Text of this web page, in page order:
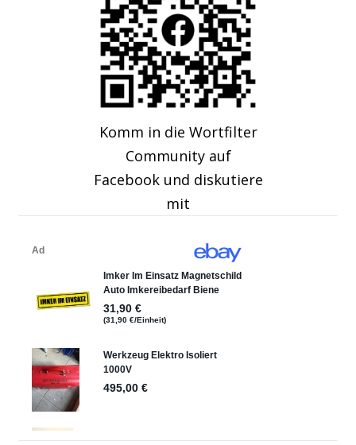
Komm in die Wortfilter
Community auf
Facebook und diskutiere
mit